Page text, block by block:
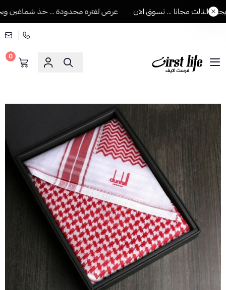
مجانا ... تسوق الان عرض لفتره محدودة ... خذ شماغين
فرست لايف للمستلزمات الرجالية
0